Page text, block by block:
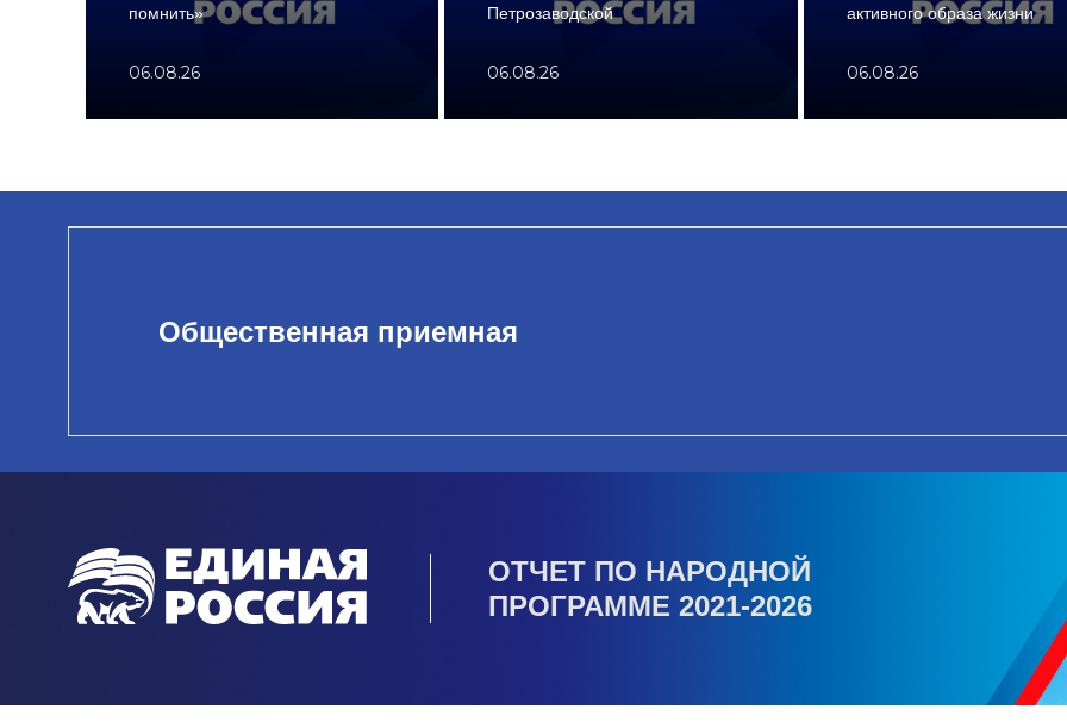
помнить»
06.08.26
Петрозаводской
06.08.26
активного образа жизни
06.08.26
Общественная приемная
ОТЧЕТ ПО НАРОДНОЙ
ПРОГРАММЕ 2021-2026